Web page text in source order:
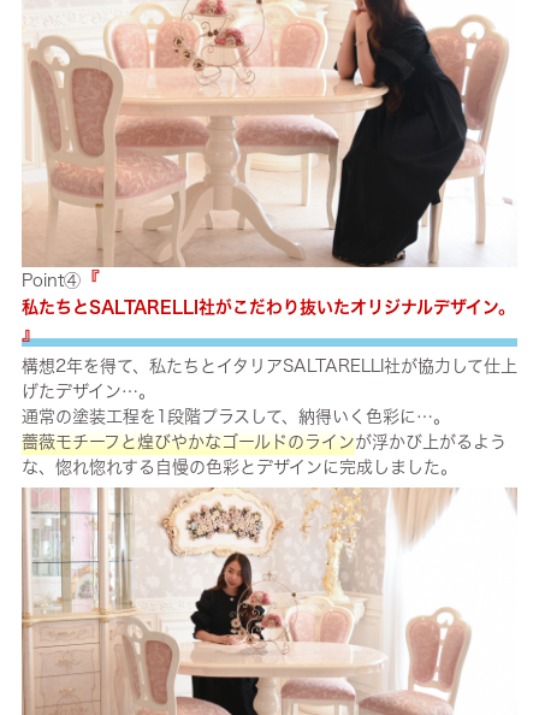
Point④『
私たちとSALTARELLI社がこだわり抜いたオリジナルデザイン。
』
構想2年を得て、私たちとイタリアSALTARELLI社が協力して仕上
げたデザイン…。
通常の塗装工程を1段階プラスして、納得いく色彩に…。
薔薇モチーフと煌びやかなゴールドのラインが浮かび上がるよう
な、惚れ惚れする自慢の色彩とデザインに完成しました。